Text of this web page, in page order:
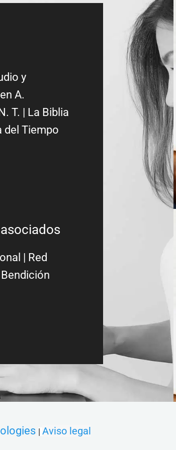
y
A.
T. | La Biblia
del Tiempo
| Red
Bendición
Aviso legal